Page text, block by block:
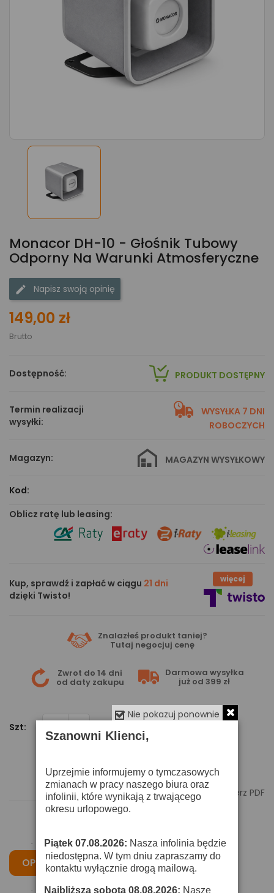
Monacor DH-10 - Głośnik Tubowy
Odporny Na Warunki Atmosferyczne
Napisz swoją opinię
149,00 zł
Brutto
Dostępność: PRODUKT DOSTĘPNY
Termin realizacji
wysyłki:
WYSYŁKA 7 DNI
ROBOCZYCH
Magazyn: MAGAZYN WYSYŁKOWY
Kod:
Oblicz ratę lub leasing:
Kup, sprawdź i zapłać w ciągu 21 dni
dzięki Twisto!
więcej
Znalazłeś produkt taniej?
Tutaj negocjuj cenę
Zwrot do 14 dni
od daty zakupu
Darmowa wysyłka
już od 399 zł
Szt:
Dodaj Do Koszyka
 Pobierz PDF
OPIS CECHY OPINIE
Nie pokazuj ponownie
Szanowni Klienci,
Uprzejmie informujemy o tymczasowych
zmianach w pracy naszego biura oraz
infolinii, które wynikają z trwającego
okresu urlopowego.
· Piątek 07.08.2026: Nasza infolinia będzie
niedostępna. W tym dniu zapraszamy do
kontaktu wyłącznie drogą mailową.
· Najbliższa sobota 08.08.2026: Nasze